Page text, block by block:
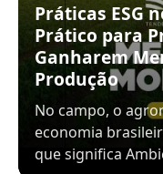
Práticas ESG
Prático para
Ganharem
Produção
No campo, o
economia
que significa